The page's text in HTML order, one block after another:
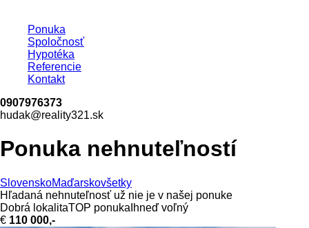
Ponuka
Spoločnosť
Hypotéka
Referencie
Kontakt
0907976373
hudak@reality321.sk
Ponuka nehnuteľností
SlovenskoMaďarskovšetky
Hľadaná nehnuteľnosť už nie je v našej ponuke
Dobrá lokalitaTOP ponuka Ihneď voľný
€ 110 000,-